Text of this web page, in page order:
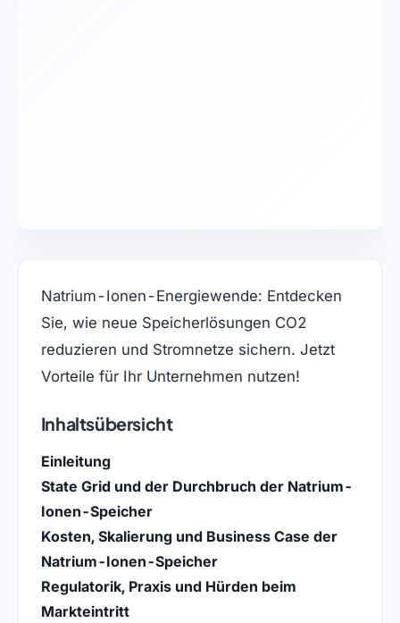
Natrium-Ionen-Energiewende: Entdecken
Sie, wie neue Speicherlösungen CO2
reduzieren und Stromnetze sichern. Jetzt
Vorteile für Ihr Unternehmen nutzen!
Inhaltsübersicht
Einleitung
State Grid und der Durchbruch der Natrium-
Ionen-Speicher
Kosten, Skalierung und Business Case der
Natrium-Ionen-Speicher
Regulatorik, Praxis und Hürden beim
Markteintritt